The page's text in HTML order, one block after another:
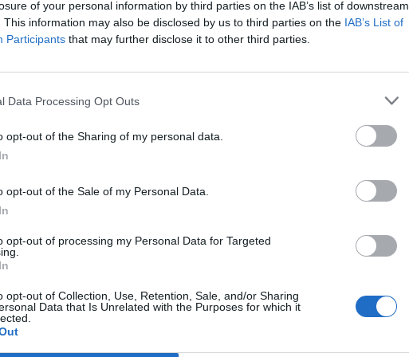
of your personal information by third parties on the IAB’s list of downstream
This information may also be disclosed by us to third parties on the IAB’s List of
Participants that may further disclose it to other third parties.
Data Processing Opt Outs
opt-out of the Sharing of my personal data.
opt-out of the Sale of my Personal Data.
opt-out of processing my Personal Data for Targeted
opt-out of Collection, Use, Retention, Sale, and/or Sharing
Data that Is Unrelated with the Purposes for which it
Villanueva del Duque en la Diputación de Córdoba.
Diputación de Córdoba, ha acogido la
Rural de Villanueva del Duque
(Iprodeco).
lema ‘El jardín del duque’, una temática con
busca ofrecer a vecinos y visitantes una